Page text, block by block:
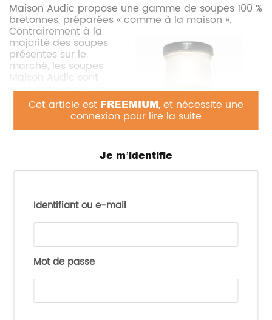
Cet article est FREEMIUM, et nécessite une
connexion pour lire la suite
Je m’identifie
Identifiant ou e-mail
Mot de passe
Maison Audic propose une gamme de soupes 100 %
bretonnes, préparées « comme à la maison ».
Contrairement à la
majorité des soupes
présentes sur le
marché, les soupes
Maison Audic sont
sans conservateurs,
sans colorants, sans
additifs et sans
texturants. Elles sont
fabriquées avec des
quatre recettes aux
d’une touche
Patate Douce &
Curry Breton
Carottes violettes & Saucisse Fumée
Poireaux Pommes de Terre & Sarrasin